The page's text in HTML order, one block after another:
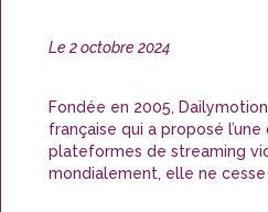
Publié
Le2 octobre 2024
Fondée en 2005,
française qui a proposé
plateformes de streaming
mondialement, elle ne cesse